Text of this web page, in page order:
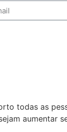
todas as
aumentar